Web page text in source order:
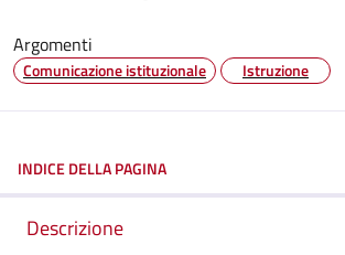
Argomenti
Comunicazione istituzionale Istruzione
INDICE DELLA PAGINA
Descrizione